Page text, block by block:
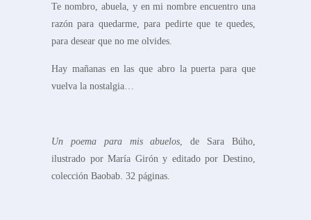
Te nombro, abuela, y en mi nombre encuentro una
razón para quedarme, para pedirte que te quedes,
para desear que no me olvides.
Hay mañanas en las que abro la puerta para que
vuelva la nostalgia…
Un poema para mis abuelos , de Sara Búho,
ilustrado por María Girón y editado por Destino,
colección Baobab. 32 páginas.